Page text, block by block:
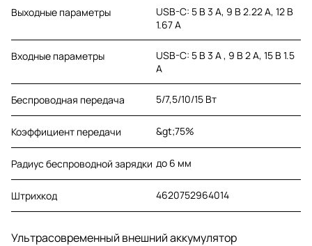
Выходные параметры
USB-C: 5 В 3 А, 9 В 2.22 А, 12 В
1.67 А
Входные параметры
USB-C: 5 В 3 А , 9 В 2 А, 15 В 1.5
А
Беспроводная передача 5/7,5/10/15 Вт
Коэффициент передачи &gt;75%
Радиус беспроводной зарядки до 6 мм
Штрихкод 4620752964014
Ультрасовременный внешний аккумулятор